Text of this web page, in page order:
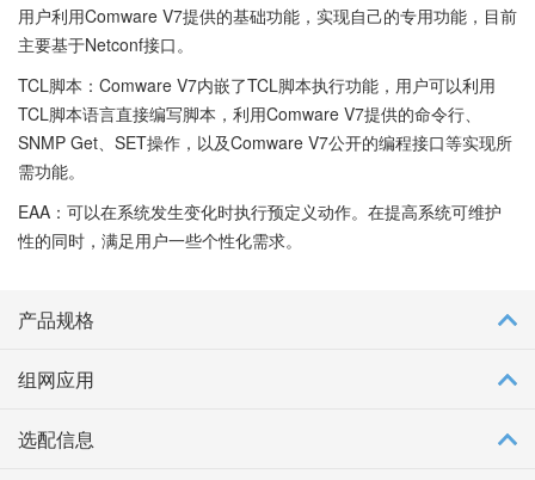
用户利用Comware V7提供的基础功能，实现自己的专用功能，目前
主要基于Netconf接口。
TCL脚本：Comware V7内嵌了TCL脚本执行功能，用户可以利用
TCL脚本语言直接编写脚本，利用Comware V7提供的命令行、
SNMP Get、SET操作，以及Comware V7公开的编程接口等实现所
需功能。
EAA：可以在系统发生变化时执行预定义动作。在提高系统可维护
性的同时，满足用户一些个性化需求。
产品规格
组网应用
选配信息